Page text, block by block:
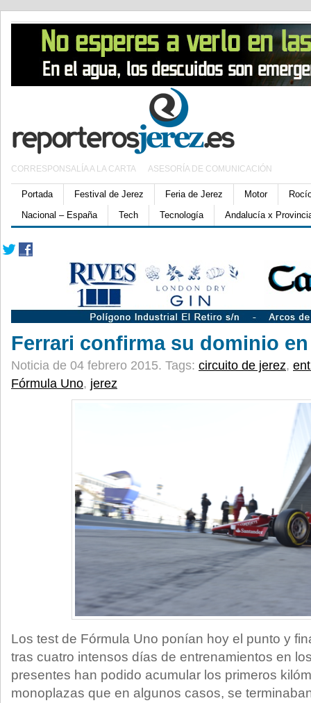
CORRESPONSALÍA A LA CARTA ASESORÍA DE COMUNICACIÓN
Portada Festival de Jerez Feria de Jerez Motor
Nacional – España
Tech Tecnología Andalucía x
Ferrari confirma su dominio
Noticia de 04 febrero 2015. Tags: circuito de jerez,
Fórmula Uno, jerez
Los test de Fórmula Uno ponían hoy el punto y
tras cuatro intensos días de entrenamientos en
presentes han podido acumular los primeros
monoplazas que en algunos casos, se